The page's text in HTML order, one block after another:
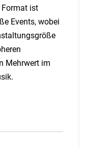
ist
Events, wobei
Mehrwert im